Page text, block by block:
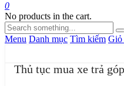
0
No products in the cart.
Menu Danh mục Tìm kiếm Giỏ
Thủ tục mua xe trả góp